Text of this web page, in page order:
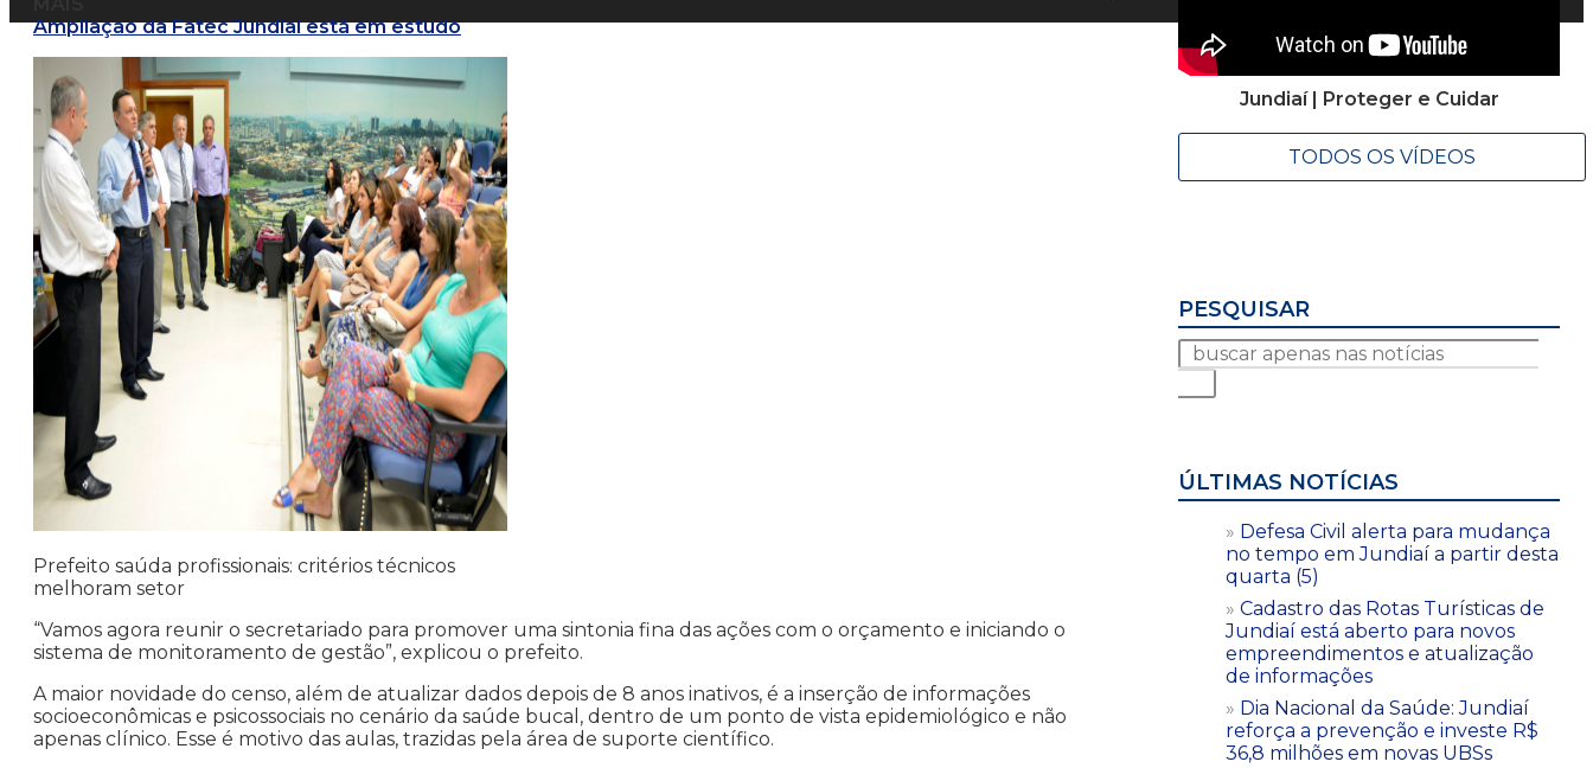
Ampliação da Fatec Jundiaí está em estudo
Prefeito saúda profissionais: critérios técnicos
melhoram setor
“Vamos agora reunir o secretariado para promover uma sintonia fina das ações com o orçamento e iniciando o
sistema de monitoramento de gestão”, explicou o prefeito.
A maior novidade do censo, além de atualizar dados depois de 8 anos inativos, é a inserção de informações
socioeconômicas e psicossociais no cenário da saúde bucal, dentro de um ponto de vista epidemiológico e não
apenas clínico. Esse é motivo das aulas, trazidas pela área de suporte científico.
Jundiaí | Proteger e Cuidar
TODOS OS VÍDEOS
PESQUISAR
ÚLTIMAS NOTÍCIAS
Defesa Civil alerta para mudança
no tempo em Jundiaí a partir desta
quarta (5)
Cadastro das Rotas Turísticas de
Jundiaí está aberto para novos
empreendimentos e atualização
de informações
Dia Nacional da Saúde: Jundiaí
reforça a prevenção e investe R$
36,8 milhões em novas UBSs